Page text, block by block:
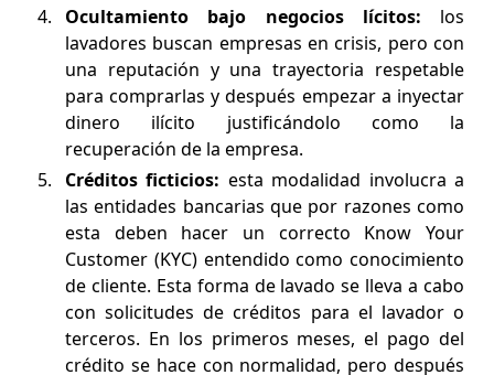
Ocultamiento bajo negocios lícitos: los
lavadores buscan empresas en crisis, pero con
una reputación y una trayectoria respetable
para comprarlas y después empezar a inyectar
dinero ilícito justificándolo como la
recuperación de la empresa.
Créditos ficticios: esta modalidad involucra a
las entidades bancarias que por razones como
esta deben hacer un correcto Know Your
Customer (KYC) entendido como conocimiento
de cliente. Esta forma de lavado se lleva a cabo
con solicitudes de créditos para el lavador o
terceros. En los primeros meses, el pago del
crédito se hace con normalidad, pero después